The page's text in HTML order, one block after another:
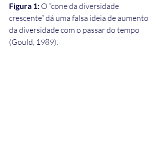
Figura 1: O “cone da diversidade
crescente” dá uma falsa ideia de aumento
da diversidade com o passar do tempo
(Gould, 1989).